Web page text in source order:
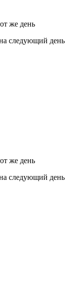
же день
следующий день
же день
следующий день